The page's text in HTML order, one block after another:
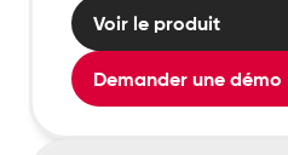
Voir le produit
Demander une démo